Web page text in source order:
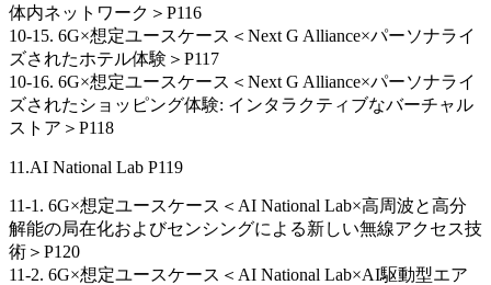
体内ネットワーク＞P116
10-15. 6G×想定ユースケース＜Next G Alliance×パーソナライ
ズされたホテル体験＞P117
10-16. 6G×想定ユースケース＜Next G Alliance×パーソナライ
ズされたショッピング体験: インタラクティブなバーチャル
ストア＞P118
11.AI National Lab P119
11-1. 6G×想定ユースケース＜AI National Lab×高周波と高分
解能の局在化およびセンシングによる新しい無線アクセス技
術＞P120
11-2. 6G×想定ユースケース＜AI National Lab×AI駆動型エア